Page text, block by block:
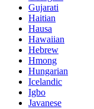
Gujarati
Haitian
Hausa
Hawaiian
Hebrew
Hmong
Hungarian
Icelandic
Igbo
Javanese